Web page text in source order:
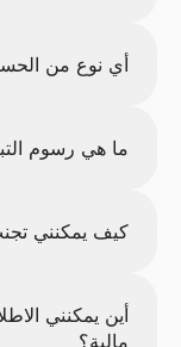
أي نوع من
ما هي رسوم
كيف يمكنني
أين يمكنني
مالية؟